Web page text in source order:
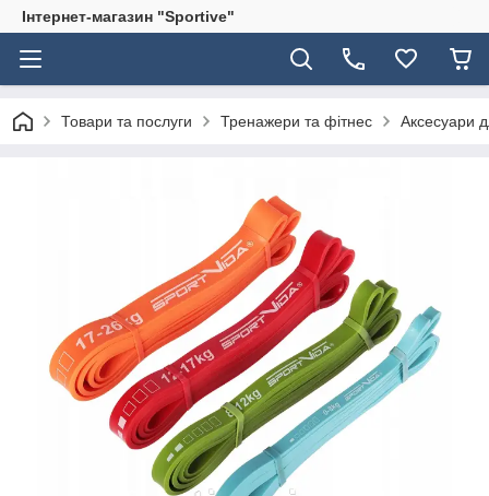
Інтернет-магазин "Sportive"
Товари та послуги Тренажери та фітнес Аксесуари